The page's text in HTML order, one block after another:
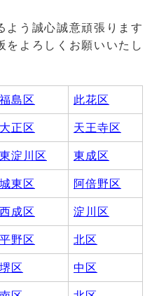
よう誠心誠意頑張ります
をよろしくお願いいたし
福島区 此花区
大正区 天王寺区
東淀川区 東成区
城東区 阿倍野区
西成区 淀川区
平野区 北区
堺区 中区